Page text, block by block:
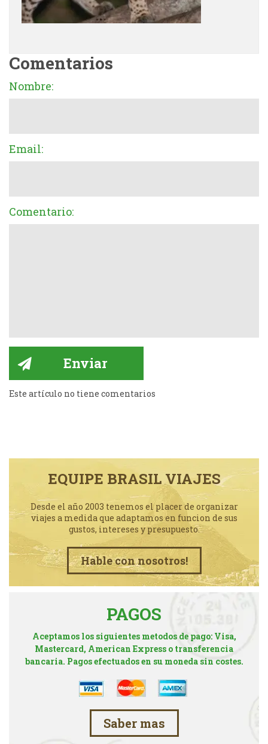
Comentarios
Nombre:
Email:
Comentario:
Este artículo no tiene comentarios
EQUIPE BRASIL VIAJES
Desde el año 2003 tenemos el placer de organizar
viajes a medida que adaptamos en funcion de sus
gustos, intereses y presupuesto.
Hable con nosotros!
PAGOS
Aceptamos los siguientes metodos de pago: Visa,
Mastercard, American Express o transferencia
bancaria. Pagos efectuados en su moneda sin costes.
Saber mas